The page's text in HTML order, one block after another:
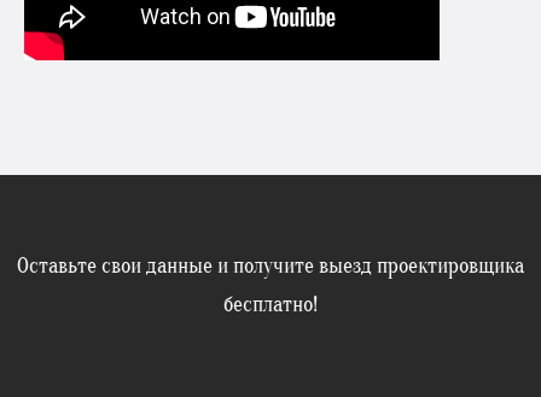
Оставьте свои данные и получите выезд проектировщика
бесплатно!